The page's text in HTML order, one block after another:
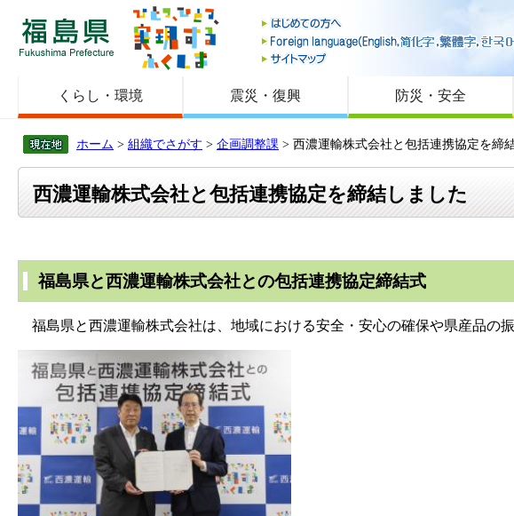
福島県
くらし・環境 震災・復興 防災・安全
ホーム > 組織でさがす > 企画調整課 > 西濃運輸株式会社と包括連携協定を締
西濃運輸株式会社と包括連携協定を締結しました
福島県と西濃運輸株式会社との包括連携協定締結式
福島県と西濃運輸株式会社は、地域における安全・安心の確保や県産品の